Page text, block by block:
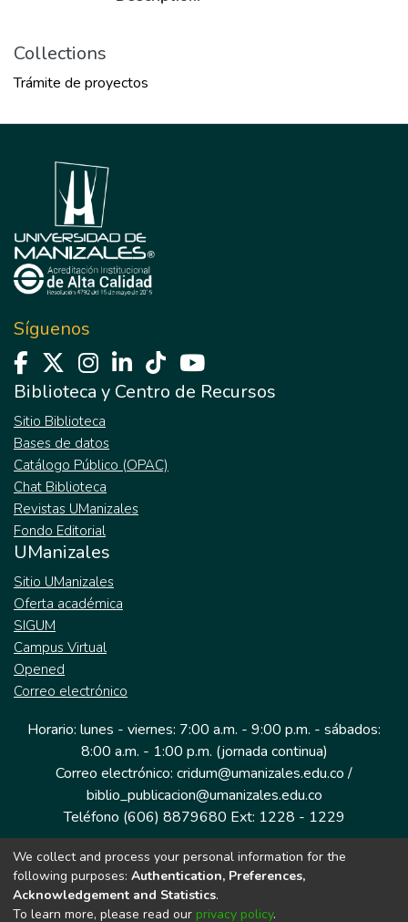
Collections
Trámite de proyectos
Síguenos
Biblioteca y Centro de Recursos
Sitio Biblioteca
Bases de datos
Catálogo Público (OPAC)
Chat Biblioteca
Revistas UManizales
Fondo Editorial
UManizales
Sitio UManizales
Oferta académica
SIGUM
Campus Virtual
Opened
Correo electrónico
Horario: lunes - viernes: 7:00 a.m. - 9:00 p.m. - sábados:
8:00 a.m. - 1:00 p.m. (jornada continua)
Correo electrónico: cridum@umanizales.edu.co /
biblio_publicacion@umanizales.edu.co
Teléfono (606) 8879680 Ext: 1228 - 1229
Dirección: Cra 9 a # 19-03 Edificio histórico, piso 1
Manizales, Caldas
Colombia.
We collect and process your personal information for the
following purposes: Authentication, Preferences,
Acknowledgement and Statistics.
To learn more, please read our privacy policy.